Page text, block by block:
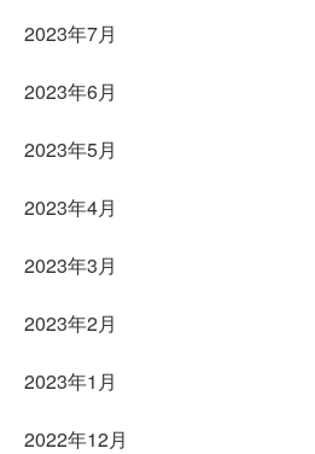
2023年7月
2023年6月
2023年5月
2023年4月
2023年3月
2023年2月
2023年1月
2022年12月